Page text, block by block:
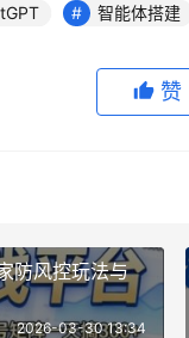
智能体搭建
赞
防风控玩法与
2026-03-30 13:34